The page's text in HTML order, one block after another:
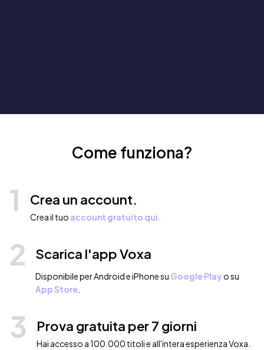
Come funziona?
1 Crea un account.
Crea il tuo account gratuito qui.
2 Scarica l'app Voxa
Disponibile per Android e iPhone su Google Playo su
App Store
3 Prova gratuita per 7 giorni
Hai accesso a 100.000 titoli e all'intera esperienza Voxa.